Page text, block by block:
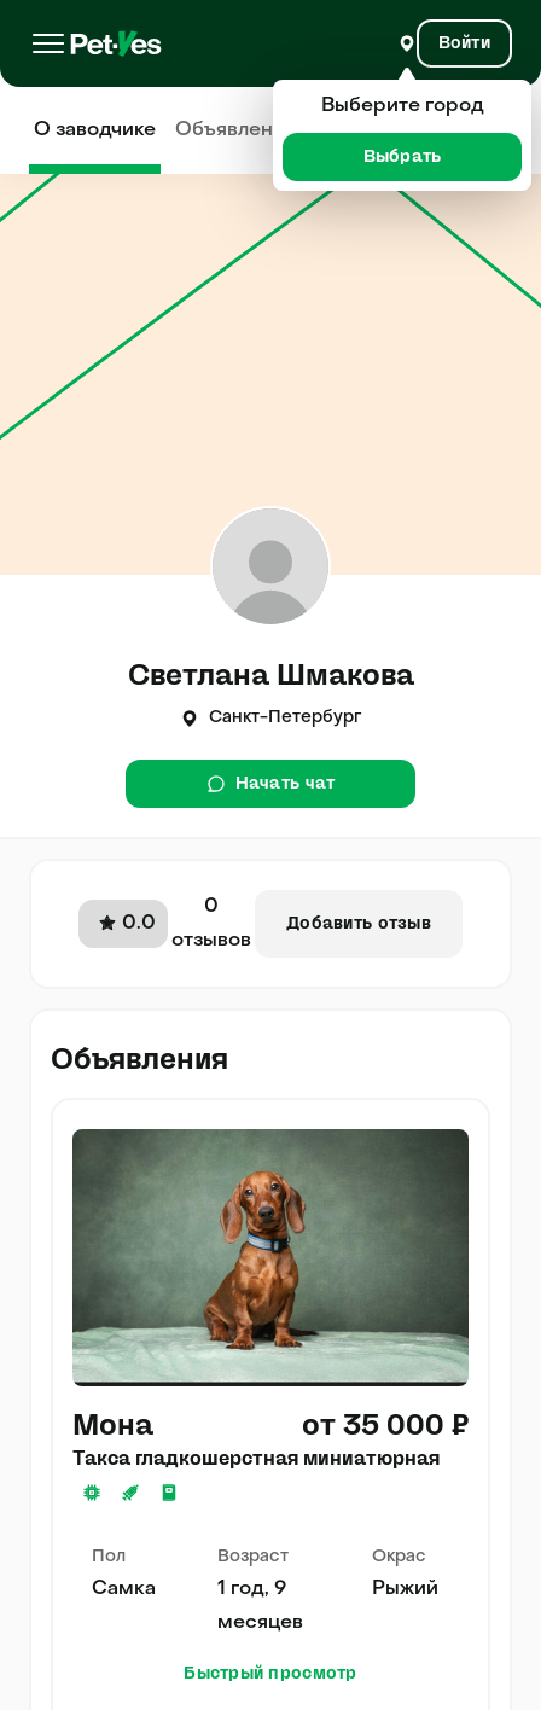
Войти
О заводчике Объявления Отзывы
Светлана Шмакова
Санкт-Петербург
Начать чат
0.0
0
отзывов
Добавить отзыв
Объявления
Мона от 35 000 ₽
Такса гладкошерстная миниатюрная
Пол
Самка
Возраст
1 год, 9
месяцев
Окрас
Рыжий
Быстрый просмотр
Выберите город
Выбрать